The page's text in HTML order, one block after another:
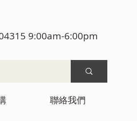
9:00am-6:00pm
聯絡我們